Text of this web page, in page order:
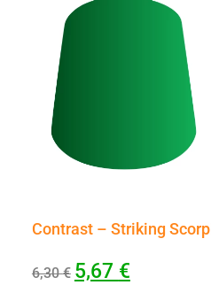
Contrast – Striking
6,30€ 5,67 €